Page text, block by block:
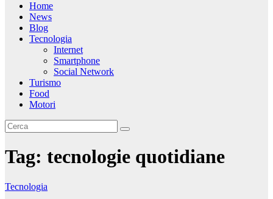
Home
News
Blog
Tecnologia
Internet
Smartphone
Social Network
Turismo
Food
Motori
Tag: tecnologie quotidiane
Tecnologia